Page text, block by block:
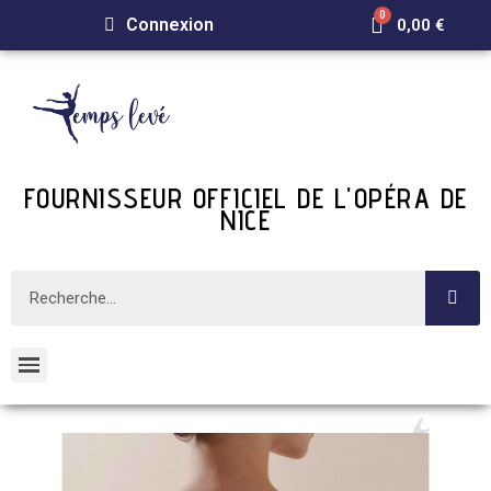
Connexion 0,00 €
FOURNISSEUR OFFICIEL DE L'OPÉRA DE
NICE